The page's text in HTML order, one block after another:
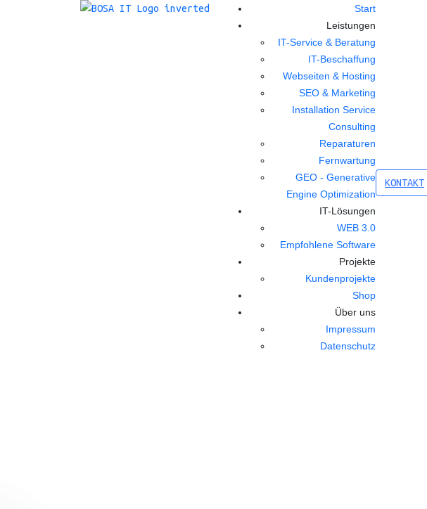
Start
Leistungen
IT-Service & Beratung
IT-Beschaffung
Webseiten & Hosting
SEO & Marketing
Installation Service
Consulting
Reparaturen
Fernwartung
GEO - Generative
Engine Optimization
IT-Lösungen
WEB 3.0
Empfohlene Software
Projekte
Kundenprojekte
Shop
Über uns
Impressum
Datenschutz
KONTAKT